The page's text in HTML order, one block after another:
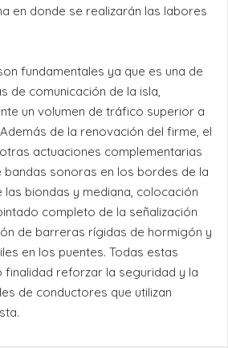
en donde se realizarán las labores
fundamentales ya que es una de
de comunicación de la isla,
un volumen de tráfico superior a
de la renovación del firme, el
actuaciones complementarias
bandas sonoras en los bordes de la
las biondas y mediana, colocación
completo de la señalización
de barreras rígidas de hormigón y
en los puentes. Todas estas
finalidad reforzar la seguridad y la
de conductores que utilizan